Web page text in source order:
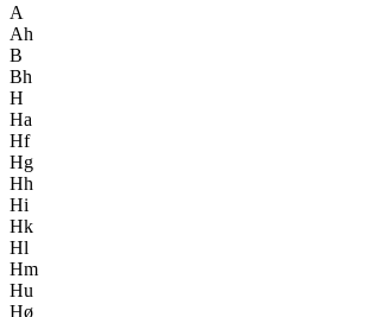
A
Ah
B
Bh
H
Ha
Hf
Hg
Hh
Hi
Hk
Hl
Hm
Hu
Hø